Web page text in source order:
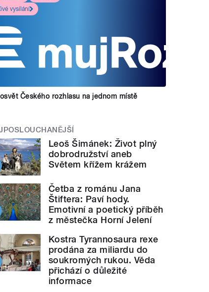
vysílání
Českého rozhlasu na jednom místě
Leoš Šimánek: Život plný
dobrodružství aneb
Světem křížem krážem
Četba z románu Jana
Štiftera: Paví hody.
Emotivní a poetický příběh
z městečka Horní Jelení
Kostra Tyrannosaura rexe
prodána za miliardu do
soukromých rukou. Věda
přichází o důležité
informace